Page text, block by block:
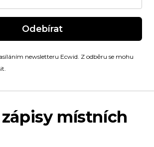
Odebírat
newsletteru Ecwid. Z odběru se mohu
místních